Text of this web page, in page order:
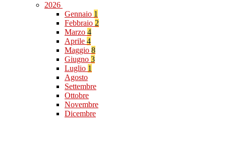
2026
Gennaio 1
Febbraio 2
Marzo 4
Aprile 4
Maggio 8
Giugno 3
Luglio 1
Agosto
Settembre
Ottobre
Novembre
Dicembre